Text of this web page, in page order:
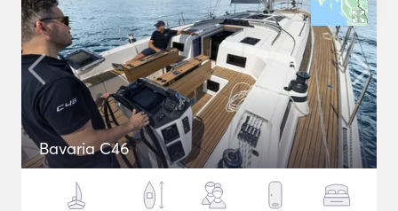
Bavaria C46